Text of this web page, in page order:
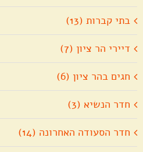
בתי קברות (13)
דיירי הר ציון (7)
חגים בהר ציון (6)
חדר הנשיא (3)
חדר הסעודה האחרונה (14)